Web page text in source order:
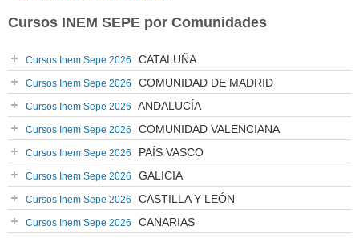
Cursos INEM SEPE por Comunidades
Cursos Inem Sepe 2026 CATALUÑA
Cursos Inem Sepe 2026 COMUNIDAD DE MADRID
Cursos Inem Sepe 2026 ANDALUCÍA
Cursos Inem Sepe 2026 COMUNIDAD VALENCIANA
Cursos Inem Sepe 2026 PAÍS VASCO
Cursos Inem Sepe 2026 GALICIA
Cursos Inem Sepe 2026 CASTILLA Y LEÓN
Cursos Inem Sepe 2026 CANARIAS